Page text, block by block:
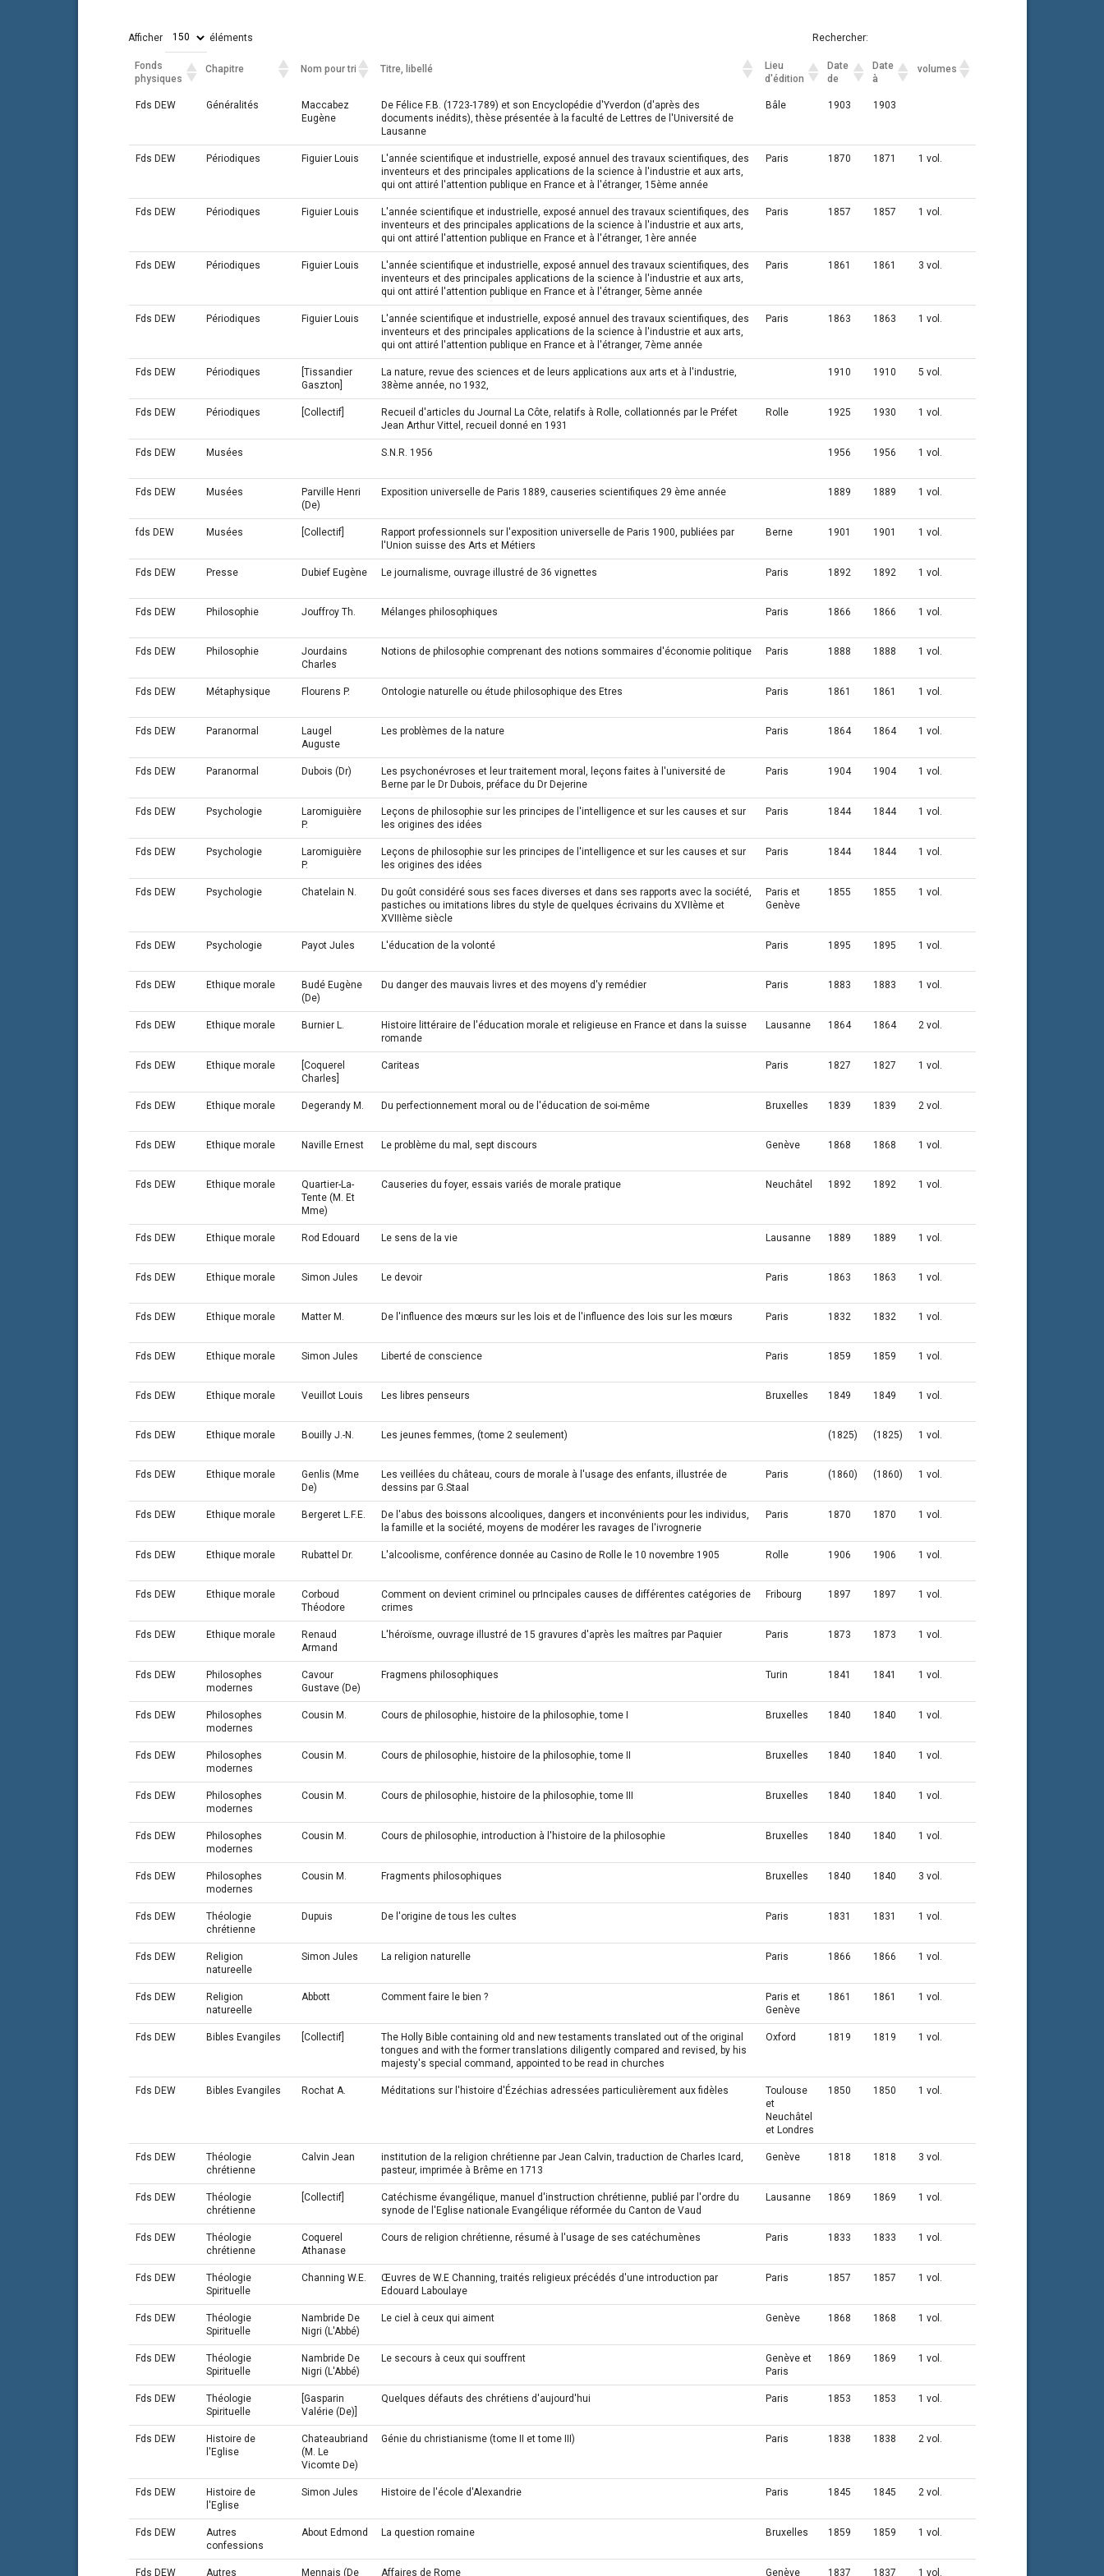
Afficher éléments Rechercher:
Fonds
physiques
Chapitre Nom pour tri Titre, libellé
Lieu
d'édition
Date
de
Date
à
volumes
Fonds
physiques
Chapitre Nom pour tri Titre, libellé
Lieu
d'édition
Date
de
Date
à
Fds DEW Généralités
Maccabez
Eugène
De Félice F.B. (1723-1789) et son Encyclopédie d'Yverdon (d'après des
documents inédits), thèse présentée à la faculté de Lettres de l'Université de
Lausanne
Bâle 1903 1903
Fds DEW Périodiques Figuier Louis
L'année scientifique et industrielle, exposé annuel des travaux scientifiques, des
inventeurs et des principales applications de la science à l'industrie et aux arts,
qui ont attiré l'attention publique en France et à l'étranger, 15ème année
Paris 1870 1871 1 vol.
Fds DEW Périodiques Figuier Louis
L'année scientifique et industrielle, exposé annuel des travaux scientifiques, des
inventeurs et des principales applications de la science à l'industrie et aux arts,
qui ont attiré l'attention publique en France et à l'étranger, 1ère année
Paris 1857 1857 1 vol.
Fds DEW Périodiques Figuier Louis
L'année scientifique et industrielle, exposé annuel des travaux scientifiques, des
inventeurs et des principales applications de la science à l'industrie et aux arts,
qui ont attiré l'attention publique en France et à l'étranger, 5ème année
Paris 1861 1861 3 vol.
Fds DEW Périodiques Figuier Louis
L'année scientifique et industrielle, exposé annuel des travaux scientifiques, des
inventeurs et des principales applications de la science à l'industrie et aux arts,
qui ont attiré l'attention publique en France et à l'étranger, 7ème année
Paris 1863 1863 1 vol.
Fds DEW Périodiques
[Tissandier
Gaszton]
La nature, revue des sciences et de leurs applications aux arts et à l'industrie,
38ème année, no 1932,
1910 1910 5 vol.
Fds DEW Périodiques [Collectif]
Recueil d'articles du Journal La Côte, relatifs à Rolle, collationnés par le Préfet
Jean Arthur Vittel, recueil donné en 1931
Rolle 1925 1930 1 vol.
Fds DEW Musées S.N.R. 1956 1956 1956 1 vol.
Fds DEW Musées
Parville Henri
(De)
Exposition universelle de Paris 1889, causeries scientifiques 29 ème année 1889 1889 1 vol.
fds DEW Musées [Collectif]
Rapport professionnels sur l'exposition universelle de Paris 1900, publiées par
l'Union suisse des Arts et Métiers
Berne 1901 1901 1 vol.
Fds DEW Presse Dubief Eugène Le journalisme, ouvrage illustré de 36 vignettes Paris 1892 1892 1 vol.
Fds DEW Philosophie Jouffroy Th. Mélanges philosophiques Paris 1866 1866 1 vol.
Fds DEW Philosophie
Jourdains
Charles
Notions de philosophie comprenant des notions sommaires d'économie politique Paris 1888 1888 1 vol.
Fds DEW Métaphysique Flourens P. Ontologie naturelle ou étude philosophique des Etres Paris 1861 1861 1 vol.
Fds DEW Paranormal
Laugel
Auguste
Les problèmes de la nature Paris 1864 1864 1 vol.
Fds DEW Paranormal Dubois (Dr)
Les psychonévroses et leur traitement moral, leçons faites à l'université de
Berne par le Dr Dubois, préface du Dr Dejerine
Paris 1904 1904 1 vol.
Fds DEW Psychologie
Laromiguière
P.
Leçons de philosophie sur les principes de l'intelligence et sur les causes et sur
les origines des idées
Paris 1844 1844 1 vol.
Fds DEW Psychologie
Laromiguière
P.
Leçons de philosophie sur les principes de l'intelligence et sur les causes et sur
les origines des idées
Paris 1844 1844 1 vol.
Fds DEW Psychologie Chatelain N.
Du goût considéré sous ses faces diverses et dans ses rapports avec la société,
pastiches ou imitations libres du style de quelques écrivains du XVIIème et
XVIIIème siècle
Paris et
Genève
1855 1855 1 vol.
Fds DEW Psychologie Payot Jules L'éducation de la volonté Paris 1895 1895 1 vol.
Fds DEW Ethique morale
Budé Eugène
(De)
Du danger des mauvais livres et des moyens d'y remédier Paris 1883 1883 1 vol.
Fds DEW Ethique morale Burnier L.
Histoire littéraire de l'éducation morale et religieuse en France et dans la suisse
romande
Lausanne 1864 1864 2 vol.
Fds DEW Ethique morale
[Coquerel
Charles]
Cariteas Paris 1827 1827 1 vol.
Fds DEW Ethique morale Degerandy M. Du perfectionnement moral ou de l'éducation de soi-même Bruxelles 1839 1839 2 vol.
Fds DEW Ethique morale Naville Ernest Le problème du mal, sept discours Genève 1868 1868 1 vol.
Fds DEW Ethique morale
Quartier-La-
Tente (M. Et
Mme)
Causeries du foyer, essais variés de morale pratique Neuchâtel 1892 1892 1 vol.
Fds DEW Ethique morale Rod Edouard Le sens de la vie Lausanne 1889 1889 1 vol.
Fds DEW Ethique morale Simon Jules Le devoir Paris 1863 1863 1 vol.
Fds DEW Ethique morale Matter M. De l'influence des mœurs sur les lois et de l'influence des lois sur les mœurs Paris 1832 1832 1 vol.
Fds DEW Ethique morale Simon Jules Liberté de conscience Paris 1859 1859 1 vol.
Fds DEW Ethique morale Veuillot Louis Les libres penseurs Bruxelles 1849 1849 1 vol.
Fds DEW Ethique morale Bouilly J.-N. Les jeunes femmes, (tome 2 seulement) (1825) (1825) 1 vol.
Fds DEW Ethique morale
Genlis (Mme
De)
Les veillées du château, cours de morale à l'usage des enfants, illustrée de
dessins par G.Staal
Paris (1860) (1860) 1 vol.
Fds DEW Ethique morale Bergeret L.F.E.
De l'abus des boissons alcooliques, dangers et inconvénients pour les individus,
la famille et la société, moyens de modérer les ravages de l'ivrognerie
Paris 1870 1870 1 vol.
Fds DEW Ethique morale Rubattel Dr. L'alcoolisme, conférence donnée au Casino de Rolle le 10 novembre 1905 Rolle 1906 1906 1 vol.
Fds DEW Ethique morale
Corboud
Théodore
Comment on devient criminel ou prIncipales causes de différentes catégories de
crimes
Fribourg 1897 1897 1 vol.
Fds DEW Ethique morale
Renaud
Armand
L'héroïsme, ouvrage illustré de 15 gravures d'après les maîtres par Paquier Paris 1873 1873 1 vol.
Fds DEW
Philosophes
modernes
Cavour
Gustave (De)
Fragmens philosophiques Turin 1841 1841 1 vol.
Fds DEW
Philosophes
modernes
Cousin M. Cours de philosophie, histoire de la philosophie, tome I Bruxelles 1840 1840 1 vol.
Fds DEW
Philosophes
modernes
Cousin M. Cours de philosophie, histoire de la philosophie, tome II Bruxelles 1840 1840 1 vol.
Fds DEW
Philosophes
modernes
Cousin M. Cours de philosophie, histoire de la philosophie, tome III Bruxelles 1840 1840 1 vol.
Fds DEW
Philosophes
modernes
Cousin M. Cours de philosophie, introduction à l'histoire de la philosophie Bruxelles 1840 1840 1 vol.
Fds DEW
Philosophes
modernes
Cousin M. Fragments philosophiques Bruxelles 1840 1840 3 vol.
Fds DEW
Théologie
chrétienne
Dupuis De l'origine de tous les cultes Paris 1831 1831 1 vol.
Fds DEW
Religion
natureelle
Simon Jules La religion naturelle Paris 1866 1866 1 vol.
Fds DEW
Religion
natureelle
Abbott Comment faire le bien ?
Paris et
Genève
1861 1861 1 vol.
Fds DEW Bibles Evangiles [Collectif]
The Holly Bible containing old and new testaments translated out of the original
tongues and with the former translations diligently compared and revised, by his
majesty's special command, appointed to be read in churches
Oxford 1819 1819 1 vol.
Fds DEW Bibles Evangiles Rochat A. Méditations sur l'histoire d'Ézéchias adressées particulièrement aux fidèles
Toulouse
et
Neuchâtel
et Londres
1850 1850 1 vol.
Fds DEW
Théologie
chrétienne
Calvin Jean
institution de la religion chrétienne par Jean Calvin, traduction de Charles Icard,
pasteur, imprimée à Brême en 1713
Genève 1818 1818 3 vol.
Fds DEW
Théologie
chrétienne
[Collectif]
Catéchisme évangélique, manuel d'instruction chrétienne, publié par l'ordre du
synode de l'Eglise nationale Evangélique réformée du Canton de Vaud
Lausanne 1869 1869 1 vol.
Fds DEW
Théologie
chrétienne
Coquerel
Athanase
Cours de religion chrétienne, résumé à l'usage de ses catéchumènes Paris 1833 1833 1 vol.
Fds DEW
Théologie
Spirituelle
Channing W.E.
Œuvres de W.E Channing, traités religieux précédés d'une introduction par
Edouard Laboulaye
Paris 1857 1857 1 vol.
Fds DEW
Théologie
Spirituelle
Nambride De
Nigri (L'Abbé)
Le ciel à ceux qui aiment Genève 1868 1868 1 vol.
Fds DEW
Théologie
Spirituelle
Nambride De
Nigri (L'Abbé)
Le secours à ceux qui souffrent
Genève et
Paris
1869 1869 1 vol.
Fds DEW
Théologie
Spirituelle
[Gasparin
Valérie (De)]
Quelques défauts des chrétiens d'aujourd'hui Paris 1853 1853 1 vol.
Fds DEW
Histoire de
l'Eglise
Chateaubriand
(M. Le
Vicomte De)
Génie du christianisme (tome II et tome III) Paris 1838 1838 2 vol.
Fds DEW
Histoire de
l'Eglise
Simon Jules Histoire de l'école d'Alexandrie Paris 1845 1845 2 vol.
Fds DEW
Autres
confessions
About Edmond La question romaine Bruxelles 1859 1859 1 vol.
Fds DEW Autres Mennais (De Affaires de Rome Genève 1837 1837 1 vol.